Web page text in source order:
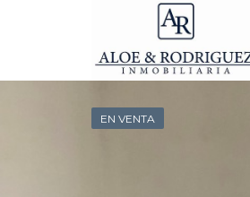
EN VENTA